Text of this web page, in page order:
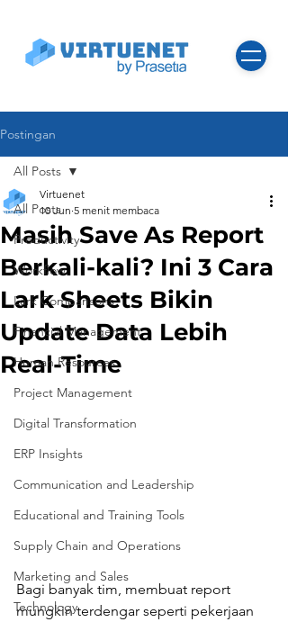
Postingan
All Posts
Productivity
Workflow
Lark Comparisons
Financial Management
Human Resources
Project Management
Digital Transformation
ERP Insights
Communication and Leadership
Educational and Training Tools
Supply Chain and Operations
Marketing and Sales
Technology
All Posts
Masih Save As Report
Berkali-kali? Ini 3 Cara
Lark Sheets Bikin
Update Data Lebih
Real-Time
Virtuenet
10 Jun 5 menit membaca
Bagi banyak tim, membuat report
mungkin terdengar seperti pekerjaan